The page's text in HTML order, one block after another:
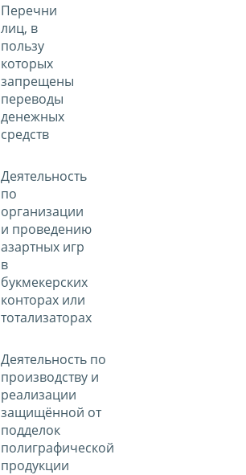
Перечни
лиц, в
пользу
которых
запрещены
переводы
денежных
средств
Деятельность
по
организации
и проведению
азартных игр
в
букмекерских
конторах или
тотализаторах
Деятельность по
производству и
реализации
защищённой от
подделок
полиграфической
продукции